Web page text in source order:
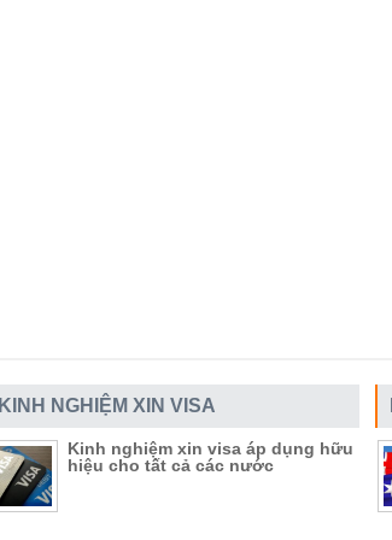
KINH NGHIỆM XIN VISA
Kinh nghiệm xin visa áp dụng hữu
hiệu cho tất cả các nước